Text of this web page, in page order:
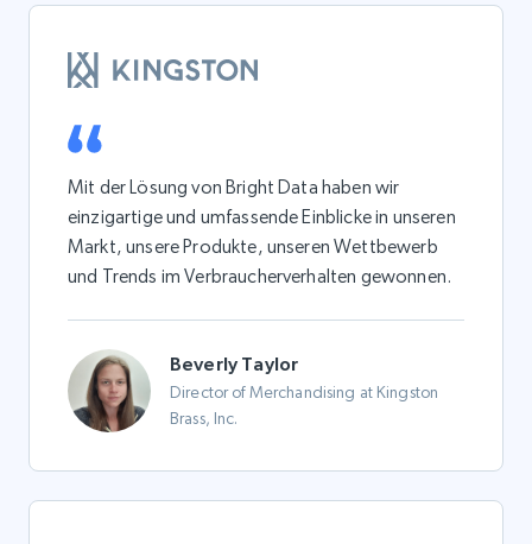
Mit der Lösung von Bright Data haben wir
einzigartige und umfassende Einblicke in unseren
Markt, unsere Produkte, unseren Wettbewerb
und Trends im Verbraucherverhalten gewonnen.
Beverly Taylor
Director of Merchandising at Kingston
Brass, Inc.